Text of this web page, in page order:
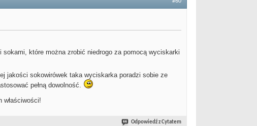
które można zrobić niedrogo za pomocą wyciskarki
jakości sokowirówek taka wyciskarka poradzi sobie ze
pełną dowolność.
właściwości!
Odpowiedź z Cytatem